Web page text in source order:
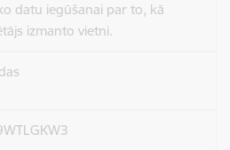
datu iegūšanai par to, kā
izmanto vietni.